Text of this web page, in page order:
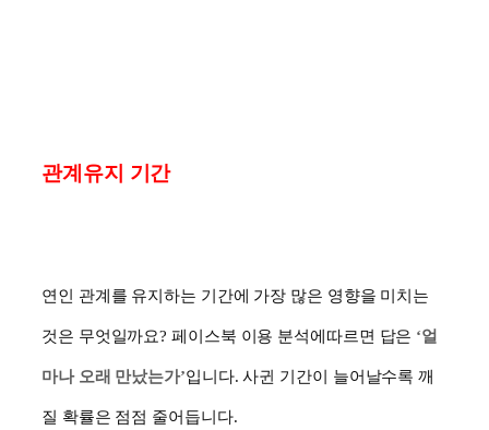
관계유지 기간
연인 관계를 유지하는 기간에 가장 많은 영향을 미치는
것은 무엇일까요?페이스북 이용 분석에따르면 답은 ‘얼
마나 오래 만났는가’입니다.사귄 기간이 늘어날수록 깨
질 확률은 점점 줄어듭니다.